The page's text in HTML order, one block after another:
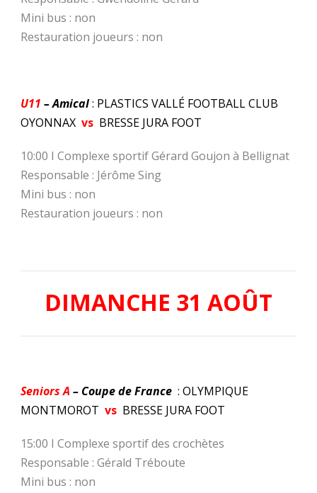
Mini bus : non
Restauration joueurs : non
U11 – Amical: PLASTICS VALLÉ FOOTBALL CLUB
OYONNAX vs BRESSE JURA FOOT
10:00 I Complexe sportif Gérard Goujon à Bellignat
Responsable : Jérôme Sing
Mini bus : non
Restauration joueurs : non
DIMANCHE 31 AOÛT
Seniors A – Coupe de France : OLYMPIQUE
MONTMOROT vs BRESSE JURA FOOT
15:00 I Complexe sportif des crochètes
Responsable : Gérald Tréboute
Mini bus : non